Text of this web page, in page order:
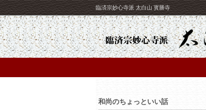
臨済宗妙心寺派 太白山 寳勝寺
和尚のちょっといい話